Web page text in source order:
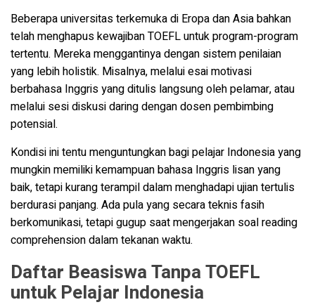
Beberapa universitas terkemuka di Eropa dan Asia bahkan
telah menghapus kewajiban TOEFL untuk program-program
tertentu. Mereka menggantinya dengan sistem penilaian
yang lebih holistik. Misalnya, melalui esai motivasi
berbahasa Inggris yang ditulis langsung oleh pelamar, atau
melalui sesi diskusi daring dengan dosen pembimbing
potensial.
Kondisi ini tentu menguntungkan bagi pelajar Indonesia yang
mungkin memiliki kemampuan bahasa Inggris lisan yang
baik, tetapi kurang terampil dalam menghadapi ujian tertulis
berdurasi panjang. Ada pula yang secara teknis fasih
berkomunikasi, tetapi gugup saat mengerjakan soal reading
comprehension dalam tekanan waktu.
Daftar Beasiswa Tanpa TOEFL
untuk Pelajar Indonesia